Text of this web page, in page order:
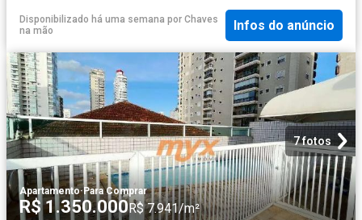
Disponibilizado há uma semana por Chaves
na mão
Infos do anúncio
7 fotos
Apartamento·Para Comprar
R$ 1.350.000R$ 7.941/m²